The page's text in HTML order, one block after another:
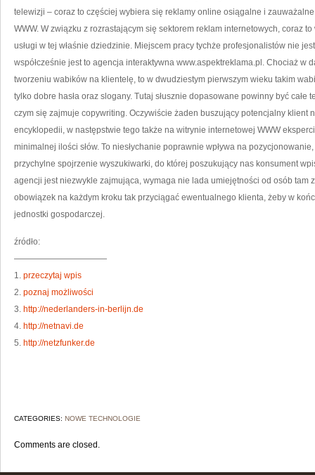
telewizji – coraz to częściej wybiera się reklamy online osiągalne i
WWW. W związku z rozrastającym się sektorem reklam internetowych, coraz
usługi w tej właśnie dziedzinie. Miejscem pracy tychże profesjonalistów nie
współcześnie jest to agencja interaktywna www.aspektreklama.pl. Chociaż w
tworzeniu wabików na klientelę, to w dwudziestym pierwszym wieku takim
tylko dobre hasła oraz slogany. Tutaj słusznie dopasowane powinny być
czym się zajmuje copywriting. Oczywiście żaden buszujący potencjalny klient
encyklopedii, w następstwie tego także na witrynie internetowej WWW
minimalnej ilości słów. To niesłychanie poprawnie wpływa na
przychylne spojrzenie wyszukiwarki, do której poszukujący nas konsument
agencji jest niezwykle zajmująca, wymaga nie lada umiejętności od osób tam
obowiązek na każdym kroku tak przyciągać ewentualnego klienta, żeby w
jednostki gospodarczej.
źródło:
———————————
1. przeczytaj wpis
2. poznaj możliwości
3. http://nederlanders-in-berlijn.de
4. http://netnavi.de
5. http://netzfunker.de
CATEGORIES: NOWE TECHNOLOGIE
Comments are closed.